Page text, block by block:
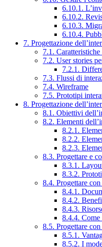
6.10.1.
6.10.2.
6.10.3.
6.10.4.
7. Progettazione
7.1.
7.2. User stories
7.2.1.
7.3. Flussi di
7.4. Wireframe
7.5. Prototipi
8. Progettazione
8.1. Obiettivi
8.2. Elementi
8.2.1.
8.2.2.
8.2.3.
8.3. Progettare e
8.3.1.
8.3.2.
8.4. Progettare
8.4.1.
8.4.2.
8.4.3.
8.4.4. Come
8.5. Progettare
8.5.1.
8.5.2. I